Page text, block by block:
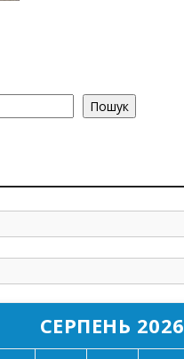
Пошук
СЕРПЕНЬ 2026